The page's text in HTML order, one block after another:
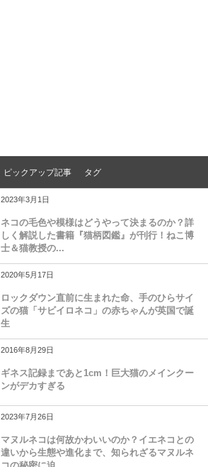
ピックアップ記事 タグ
2023年3月1日
ネコの毛色や模様はどうやって決まるのか？詳
しく解説した書籍『猫柄図鑑』が刊行！ねこ博
士＆猫教授の...
2020年5月17日
ロックダウン直前に生まれた命、手のひらサイ
ズの猫「サビイロネコ」の赤ちゃんが英国で誕
生
2016年8月29日
ギネス記録まであと1cm！巨大猫のメインクー
ンがデカすぎる
2023年7月26日
マヌルネコは何故かわいいのか？イエネコとの
違いから生態や進化まで、知られざるマヌルネ